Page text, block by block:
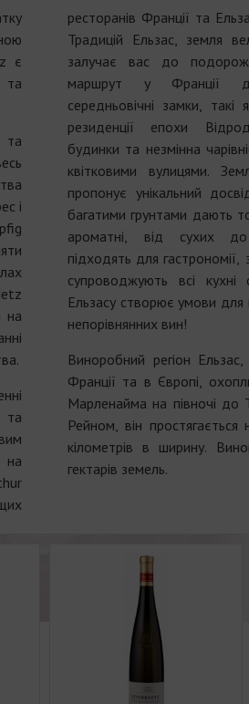
є
та
та
і
на
на
ресторанів Франції та
Традицій Ельзас, земля
залучає вас до
маршрут у Франції
середньовічні замки,
резиденції епохи
будинки та незмінна
квітковими вулицями.
пропонує унікальний
багатими грунтами дають
ароматні, від сухих
підходять для гастрономії,
супроводжують всі кухні
Ельзасу створює умови для
непорівнянних вин!
Виноробний регіон
Франції та в Європі,
Марленайма на півночі до
Рейном, він
кілометрів в ширину.
гектарів земель.